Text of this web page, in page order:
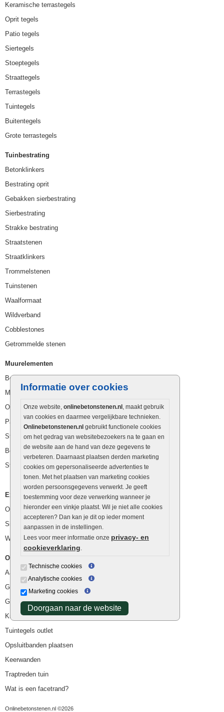
Informatie over cookies
Onze website, onlinebetonstenen.nl , maakt gebruik
van cookies en daarmee vergelijkbare technieken.
Onlinebetonstenen.nl gebruikt functionele cookies
om het gedrag van websitebezoekers na te gaan en
de website aan de hand van deze gegevens te
verbeteren. Daarnaast plaatsen derden marketing
cookies om gepersonaliseerde advertenties te
tonen. Met het plaatsen van marketing cookies
worden persoonsgegevens verwerkt. Je geeft
toestemming voor deze verwerking wanneer je
hieronder een vinkje plaatst. Wil je niet alle cookies
accepteren? Dan kan je dit op ieder moment
aanpassen in de instellingen.
Lees voor meer informatie onze privacy- en
cookieverklaring
Technische cookies
Analytische cookies
Marketing cookies
Doorgaan naar de website
Keramische terrastegels
Oprit tegels
Patio tegels
Siertegels
Stoeptegels
Straattegels
Terrastegels
Tuintegels
Buitentegels
Grote terrastegels
Tuinbestrating
Betonklinkers
Bestrating oprit
Gebakken sierbestrating
Sierbestrating
Strakke bestrating
Straatstenen
Straatklinkers
Trommelstenen
Tuinstenen
Waalformaat
Wildverband
Cobblestones
Getrommelde stenen
Muurelementen
Betonbielzen
Muurstenen
Opsluitbanden
Palissaden
Stapelblokken
Betonblokken
Stapelstenen
Extra benodigdheden
Ophoogzand
Siergrind en siersplit
Waterafvoer
Overig
Aanbiedingen
Goedkope bestrating
Goedkope tuintegels
Kunstgras
Tuintegels outlet
Opsluitbanden plaatsen
Keerwanden
Traptreden tuin
Wat is een facetrand?
Onlinebetonstenen.nl ©2026